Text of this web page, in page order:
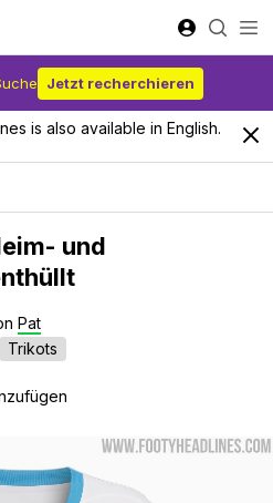
Jetzt recherchieren
is also available in English.
und
Pat
Trikots